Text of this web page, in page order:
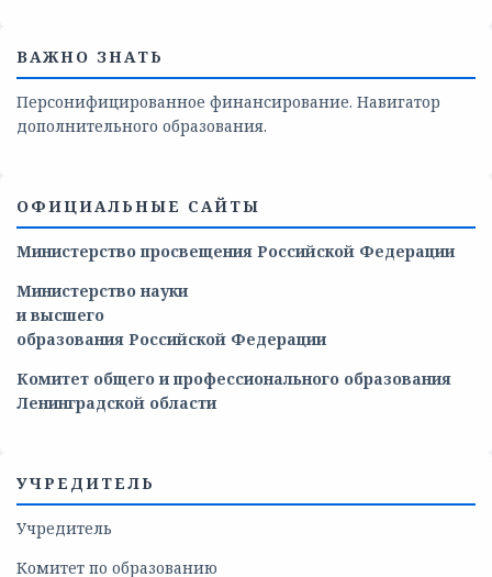
ВАЖНО ЗНАТЬ
Персонифицированное финансирование. Навигатор
дополнительного образования.
ОФИЦИАЛЬНЫЕ САЙТЫ
Министерство просвещения Российской Федерации
Министерство науки
и высшего
образования Российской Федерации
Комитет общего и профессионального образования
Ленинградской области
УЧРЕДИТЕЛЬ
Учредитель
Комитет по образованию